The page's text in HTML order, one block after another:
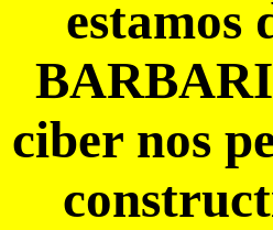
estamos
ciber nos